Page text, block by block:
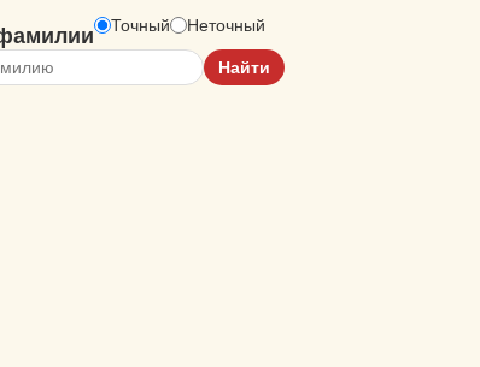
Точный Неточный